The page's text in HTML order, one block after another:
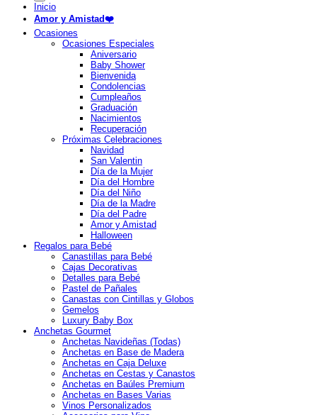
Inicio
Amor y Amistad❤️
Ocasiones
Ocasiones Especiales
Aniversario
Baby Shower
Bienvenida
Condolencias
Cumpleaños
Graduación
Nacimientos
Recuperación
Próximas Celebraciones
Navidad
San Valentin
Día de la Mujer
Día del Hombre
Día del Niño
Día de la Madre
Día del Padre
Amor y Amistad
Halloween
Regalos para Bebé
Canastillas para Bebé
Cajas Decorativas
Detalles para Bebé
Pastel de Pañales
Canastas con Cintillas y Globos
Gemelos
Luxury Baby Box
Anchetas Gourmet
Anchetas Navideñas (Todas)
Anchetas en Base de Madera
Anchetas en Caja Deluxe
Anchetas en Cestas y Canastos
Anchetas en Baúles Premium
Anchetas en Bases Varias
Vinos Personalizados